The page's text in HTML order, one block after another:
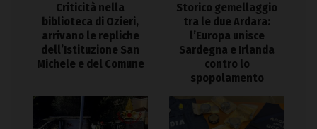
Criticità nella
biblioteca di Ozieri,
arrivano le repliche
dell’Istituzione San
Michele e del Comune
Storico gemellaggio
tra le due Ardara:
l’Europa unisce
Sardegna e Irlanda
contro lo
spopolamento